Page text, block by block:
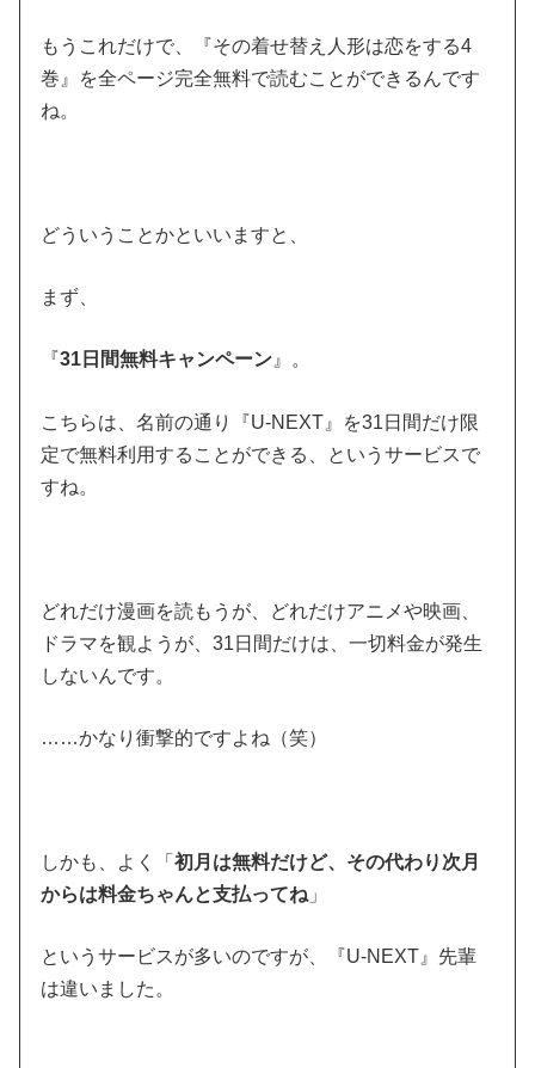
もうこれだけで、『その着せ替え人形は恋をする4
巻』を全ページ完全無料で読むことができるんです
ね。
どういうことかといいますと、
まず、
『31日間無料キャンペーン』。
こちらは、名前の通り『U-NEXT』を31日間だけ限
定で無料利用することができる、というサービスで
すね。
どれだけ漫画を読もうが、どれだけアニメや映画、
ドラマを観ようが、31日間だけは、一切料金が発生
しないんです。
……かなり衝撃的ですよね（笑）
しかも、よく「初月は無料だけど、その代わり次月
からは料金ちゃんと支払ってね 」
というサービスが多いのですが、『U-NEXT』先輩
は違いました。